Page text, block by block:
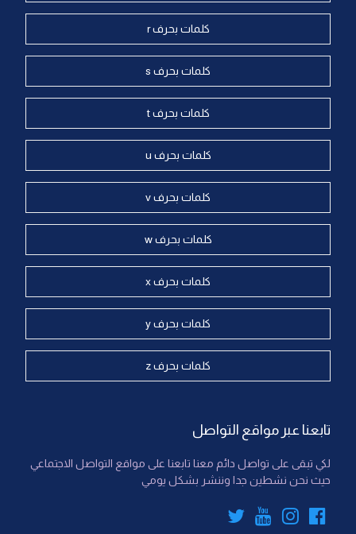
كلمات بحرف r
كلمات بحرف s
كلمات بحرف t
كلمات بحرف u
كلمات بحرف v
كلمات بحرف w
كلمات بحرف x
كلمات بحرف y
كلمات بحرف z
تابعنا عبر مواقع التواصل
لكي تبقى على تواصل دائم معنا تابعنا على مواقع التواصل الاجتماعي
حيث نحن نشطين جدا وننشر بشكل يومي